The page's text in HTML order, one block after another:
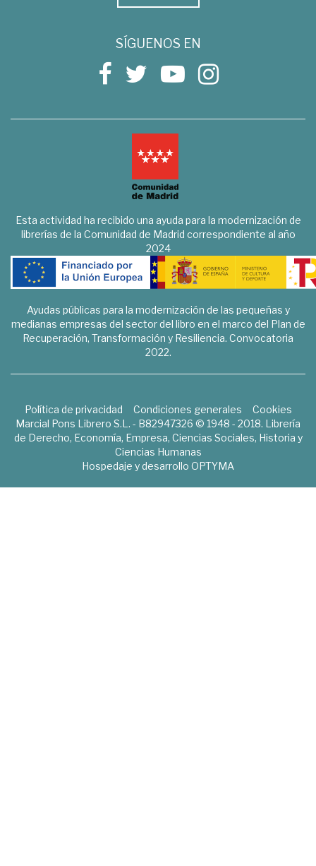
SÍGUENOS EN
Esta actividad ha recibido una ayuda para la modernización de
librerías de la Comunidad de Madrid correspondiente al año
2024
Ayudas públicas para la modernización de las pequeñas y
medianas empresas del sector del libro en el marco del Plan de
Recuperación, Transformación y Resiliencia. Convocatoria
2022.
Política de privacidad Condiciones generales
Cookies
Marcial Pons Librero S.L. - B82947326 © 1948 - 2018. Librería
de Derecho, Economía, Empresa, Ciencias Sociales, Historia y
Ciencias Humanas
Hospedaje y desarrollo OPTYMA